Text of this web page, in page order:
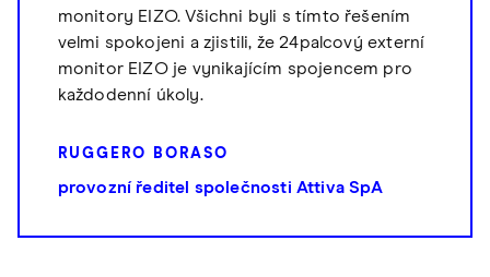
monitory EIZO. Všichni byli s tímto řešením
velmi spokojeni a zjistili, že 24palcový externí
monitor EIZO je vynikajícím spojencem pro
každodenní úkoly.
RUGGERO BORASO
provozní ředitel společnosti Attiva SpA